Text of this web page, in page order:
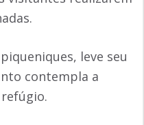
leve seu
contempla a